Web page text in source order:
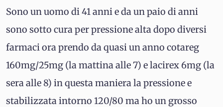
Sono un uomo di 41 anni e da un paio di anni
sono sotto cura per pressione alta dopo diversi
farmaci ora prendo da quasi un anno cotareg
160mg/25mg (la mattina alle 7) e lacirex 6mg (la
sera alle 8) in questa maniera la pressione e
stabilizzata intorno 120/80 ma ho un grosso